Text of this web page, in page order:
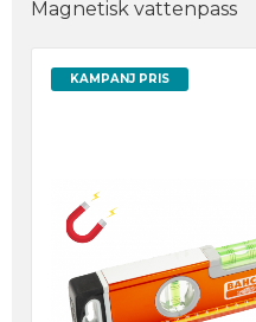
Magnetisk vattenpass
KAMPANJ PRIS